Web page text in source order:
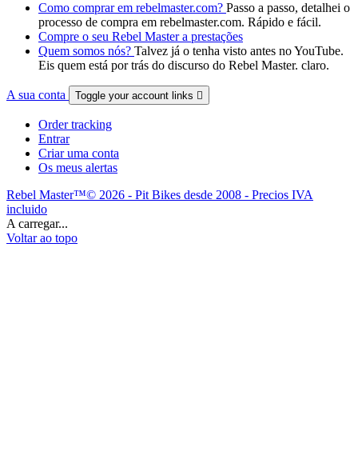
Como comprar em rebelmaster.com? Passo a passo, detalhei o
processo de compra em rebelmaster.com. Rápido e fácil.
Compre o seu Rebel Master a prestações
Quem somos nós? Talvez já o tenha visto antes no YouTube.
Eis quem está por trás do discurso do Rebel Master. claro.
A sua conta Toggle your account links 
Order tracking
Entrar
Criar uma conta
Os meus alertas
Rebel Master™© 2026 - Pit Bikes desde 2008 - Precios IVA
incluido
A carregar...
Voltar ao topo